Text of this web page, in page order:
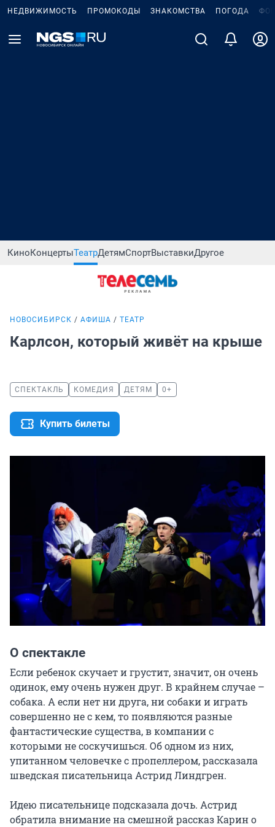
НЕДВИЖИМОСТЬ ПРОМОКОДЫ ЗНАКОМСТВА ПОГОДА
КиноКонцертыТеатрДетямСпортВыставкиДругое
НОВОСИБИРСК АФИША ТЕАТР
Карлсон, который живёт на крыше
СПЕКТАКЛЬ КОМЕДИЯ ДЕТЯМ 0+
Купить билеты
О спектакле
Если ребенок скучает и грустит, значит, он очень
одинок, ему очень нужен друг. В крайнем случае –
собака. А если нет ни друга, ни собаки и играть
совершенно не с кем, то появляются разные
фантастические существа, в компании с
которыми не соскучишься. Об одном из них,
упитанном человечке с пропеллером, рассказала
шведская писательница Астрид Линдгрен.
Идею писательнице подсказала дочь. Астрид
обратила внимание на смешной рассказ Карин о